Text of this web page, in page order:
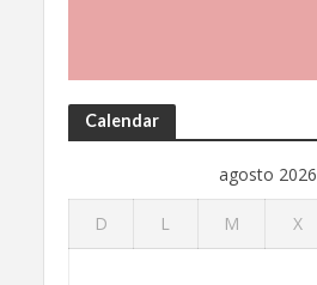
Calendar
agosto 2026
D L M X